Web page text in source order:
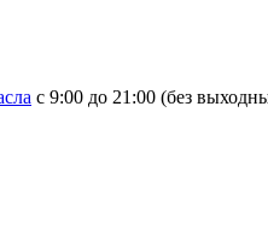
с 9:00 до 21:00 (без